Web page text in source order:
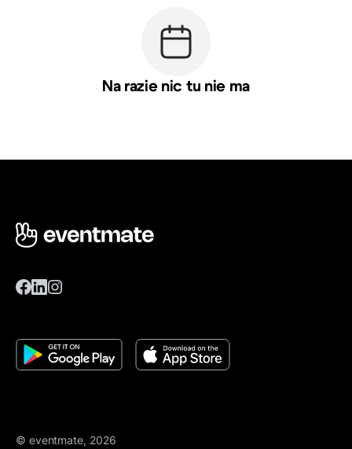
Na razie nic tu nie ma
© eventmate, 2026